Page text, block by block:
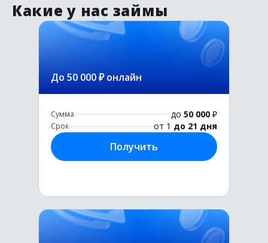
Какие у нас займы
До 50 000 ₽ онлайн
Сумма до 50 000 ₽
Срок от 1 до 21 дня
Получить